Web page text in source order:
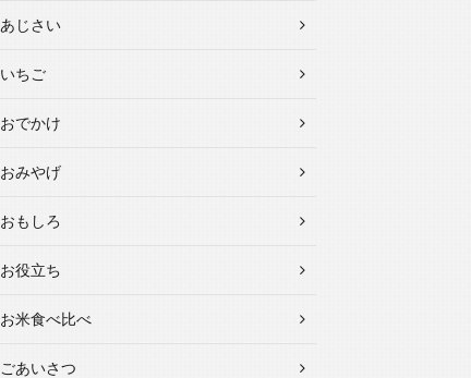
あじさい
いちご
おでかけ
おみやげ
おもしろ
お役立ち
お米食べ比べ
ごあいさつ